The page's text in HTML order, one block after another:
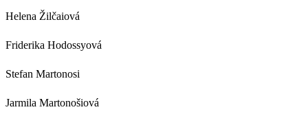
Helena Žilčaiová
Friderika Hodossyová
Stefan Martonosi
Jarmila Martonošiová